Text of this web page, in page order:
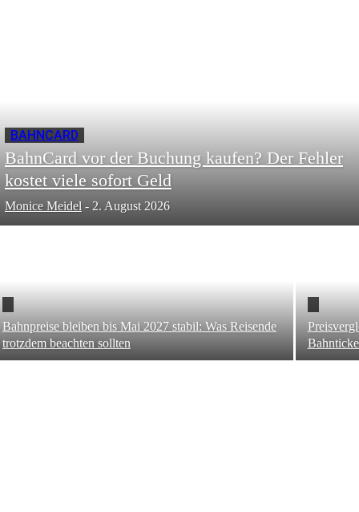
BAHNCARD
BahnCard vor der Buchung kaufen? Der Fehler
kostet viele sofort Geld
Monice Meidel - 2. August 2026
Bahnpreise bleiben bis Mai 2027 stabil: Was Reisende
trotzdem beachten sollten